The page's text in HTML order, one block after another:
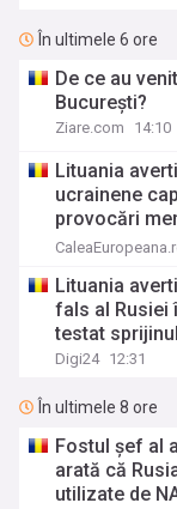
În ultimele 6 ore
De ce au
București?
Ziare.com 14:10
Lituania
ucrainene
provocări
pentru
Lituania
fals al Rusiei
testat
Digi24 12:31
În ultimele 8 ore
Fostul șef al
arată că
utilizate de